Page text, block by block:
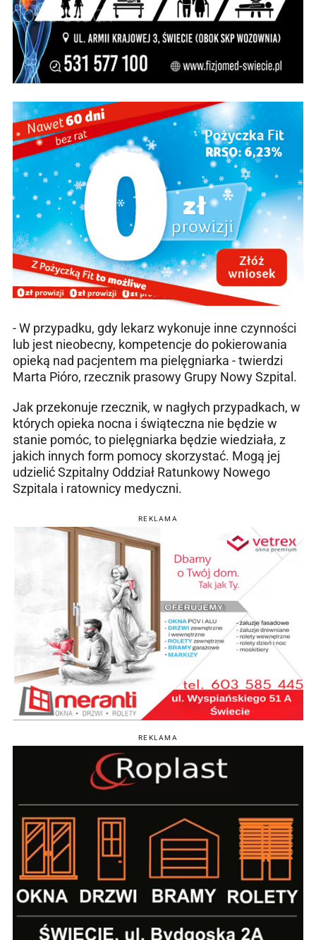
- W przypadku, gdy lekarz wykonuje inne czynności
lub jest nieobecny, kompetencje do pokierowania
opieką nad pacjentem ma pielęgniarka - twierdzi
Marta Pióro, rzecznik prasowy Grupy Nowy Szpital.
Jak przekonuje rzecznik, w nagłych przypadkach, w
których opieka nocna i świąteczna nie będzie w
stanie pomóc, to pielęgniarka będzie wiedziała, z
jakich innych form pomocy skorzystać. Mogą jej
udzielić Szpitalny Oddział Ratunkowy Nowego
Szpitala i ratownicy medyczni.
REKLAMA
REKLAMA